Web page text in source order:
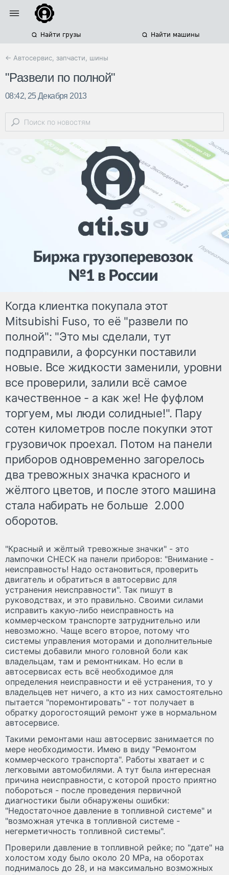
Найти грузы Найти машины
← Автосервис, запчасти, шины
"Развели по полной"
08:42, 25 Декабря 2013
Когда клиентка покупала этот
Mitsubishi Fuso, то её "развели по
полной": "Это мы сделали, тут
подправили, а форсунки поставили
новые. Все жидкости заменили, уровни
все проверили, залили всё самое
качественное - а как же! Не фуфлом
торгуем, мы люди солидные!". Пару
сотен километров после покупки этот
грузовичок проехал. Потом на панели
приборов одновременно загорелось
два тревожных значка красного и
жёлтого цветов, и после этого машина
стала набирать не больше 2.000
оборотов.
"Красный и жёлтый тревожные значки" - это
лампочки CHECK на панели приборов: "Внимание -
неисправность! Надо остановиться, проверить
двигатель и обратиться в автосервис для
устранения неисправности". Так пишут в
руководствах, и это правильно. Своими силами
исправить какую-либо неисправность на
коммерческом транспорте затруднительно или
невозможно. Чаще всего второе, потому что
системы управления моторами и дополнительные
системы добавили много головной боли как
владельцам, там и ремонтникам. Но если в
автосервисах есть всё необходимое для
определения неисправности и её устранения, то у
владельцев нет ничего, а кто из них самостоятельно
пытается "поремонтировать" - тот получает в
обратку дорогостоящий ремонт уже в нормальном
автосервисе.
Такими ремонтами наш автосервис занимается по
мере необходимости. Имею в виду "Ремонтом
коммерческого транспорта". Работы хватает и с
легковыми автомобилями. А тут была интересная
причина неисправности, с которой просто приятно
побороться - после проведения первичной
диагностики были обнаружены ошибки:
"Недостаточное давление в топливной системе" и
"возможная утечка в топливной системе -
негерметичность топливной системы".
Проверили давление в топливной рейке; по "дате" на
холостом ходу было около 20 MPa, на оборотах
поднималось до 28, и на максимально возможных